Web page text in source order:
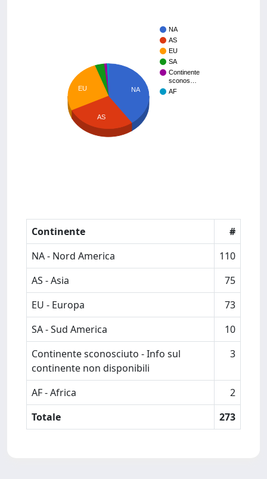
NA
AS
EU
SA
Continente
sconos…
AF
NA
EU
AS
Continente
#
NA - Nord America
110
AS - Asia
75
EU - Europa
73
SA - Sud America
10
Continente sconosciuto - Info sul
continente non disponibili
3
AF - Africa
2
Totale
273